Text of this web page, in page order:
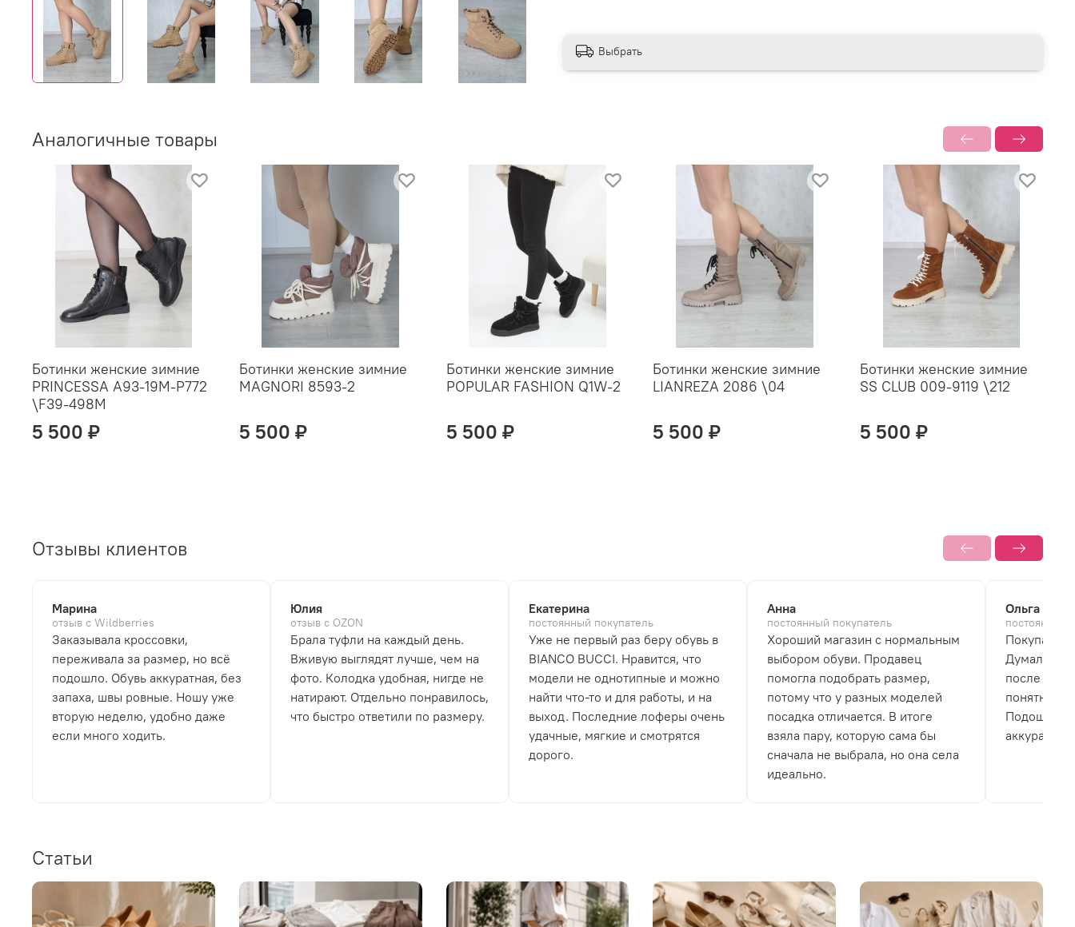
Выбрать
Аналогичные товары
Ботинки женские зимние
PRINCESSA A93-19M-P772
\F39-498M
5 500 ₽
Ботинки женские зимние
MAGNORI 8593-2
5 500 ₽
Ботинки женские зимние
POPULAR FASHION Q1W-2
5 500 ₽
Ботинки женские зимние
LIANREZA 2086 \04
5 500 ₽
Ботинки женские зимние
SS CLUB 009-9119 \212
5 500 ₽
Отзывы клиентов
Марина
отзыв с Wildberries
Заказывала кроссовки,
переживала за размер, но всё
подошло. Обувь аккуратная, без
запаха, швы ровные. Ношу уже
вторую неделю, удобно даже
если много ходить.
Юлия
отзыв с OZON
Брала туфли на каждый день.
Вживую выглядят лучше, чем на
фото. Колодка удобная, нигде не
натирают. Отдельно понравилось,
что быстро ответили по размеру.
Екатерина
постоянный покупатель
Уже не первый раз беру обувь в
BIANCO BUCCI. Нравится, что
модели не однотипные и можно
найти что-то и для работы, и на
выход. Последние лоферы очень
удачные, мягкие и смотрятся
дорого.
Анна
постоянный покупатель
Хороший магазин с нормальным
выбором обуви. Продавец
помогла подобрать размер,
потому что у разных моделей
посадка отличается. В итоге
взяла пару, которую сама бы
сначала не выбрала, но она села
идеально.
Ольга
постоянный
Покупала
Думала,
после
понятно,
Подошва не
аккуратно.
Статьи